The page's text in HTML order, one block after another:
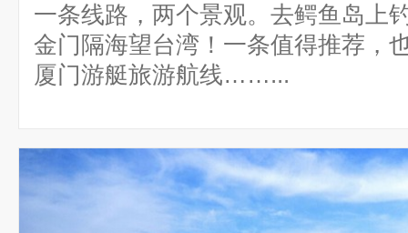
一条线路，两个景观。去鳄鱼岛上
金门隔海望台湾！一条值得推荐，
厦门游艇旅游航线……...